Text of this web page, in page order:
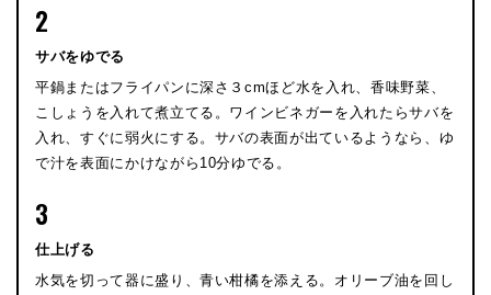
2
サバをゆでる
平鍋またはフライパンに深さ３cmほど水を入れ、香味野菜、
こしょうを入れて煮立てる。ワインビネガーを入れたらサバを
入れ、すぐに弱火にする。サバの表面が出ているようなら、ゆ
で汁を表面にかけながら10分ゆでる。
3
仕上げる
水気を切って器に盛り、青い柑橘を添える。オリーブ油を回し